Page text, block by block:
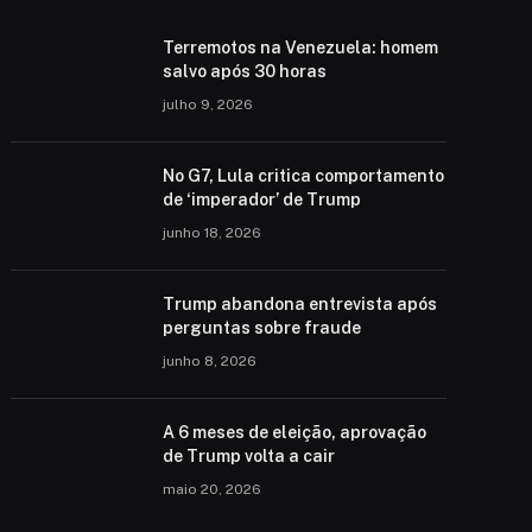
Terremotos na Venezuela: homem
salvo após 30 horas
julho 9, 2026
No G7, Lula critica comportamento
de ‘imperador’ de Trump
junho 18, 2026
Trump abandona entrevista após
perguntas sobre fraude
junho 8, 2026
A 6 meses de eleição, aprovação
de Trump volta a cair
maio 20, 2026